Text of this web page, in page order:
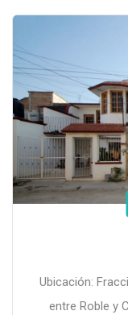
Ubicación:
entre Roble y